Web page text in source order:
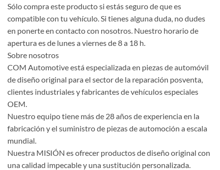
Sólo compra este producto si estás seguro de que es
compatible con tu vehículo. Si tienes alguna duda, no dudes
en ponerte en contacto con nosotros. Nuestro horario de
apertura es de lunes a viernes de 8 a 18 h.
Sobre nosotros
COM Automotive está especializada en piezas de automóvil
de diseño original para el sector de la reparación posventa,
clientes industriales y fabricantes de vehículos especiales
OEM.
Nuestro equipo tiene más de 28 años de experiencia en la
fabricación y el suministro de piezas de automoción a escala
mundial.
Nuestra MISIÓN es ofrecer productos de diseño original con
una calidad impecable y una sustitución personalizada.